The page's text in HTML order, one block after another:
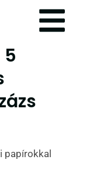
papírokkal